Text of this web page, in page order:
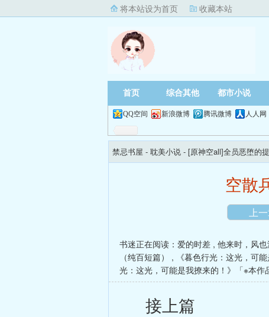
将本站设为首页 收藏本站
首页 综合其他 都市小说
QQ空间 新浪微博 腾讯微博 人人网
禁忌书屋 - 耽美小说 - [原神空all]全员恶堕的
空散
上
书迷正在阅读： 爱的时差 , 他来时，风也
（纯百短篇）
,
《暮色行光：这光，可
光：这光，可能是我撩来的！》「※本
接上篇